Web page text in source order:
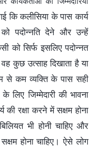
कि कलीसिया के पास कार्य
को पदोन्नति देने और उन्हें
को सिर्फ इसलिए पदोन्नत
वह कुछ उत्साह दिखाता है या
कम व्यक्ति के पास सही
लिए जिम्मेदारी की भावना
की रक्षा करने में सक्षम होना
भी होनी चाहिए और
होना चाहिए। ऐसे लोग